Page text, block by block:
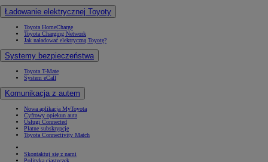
Ładowanie elektrycznej Toyoty
Toyota HomeCharge
Toyota Charging Network
Jak naładować elektryczną Toyotę?
Systemy bezpieczeństwa
Toyota T-Mate
System eCall
Komunikacja z autem
Nowa aplikacja MyToyota
Cyfrowy opiekun auta
Usługi Connected
Płatne subskrypcje
Toyota Connectivity Match
Skontaktuj się z nami
Polityka ciasteczek